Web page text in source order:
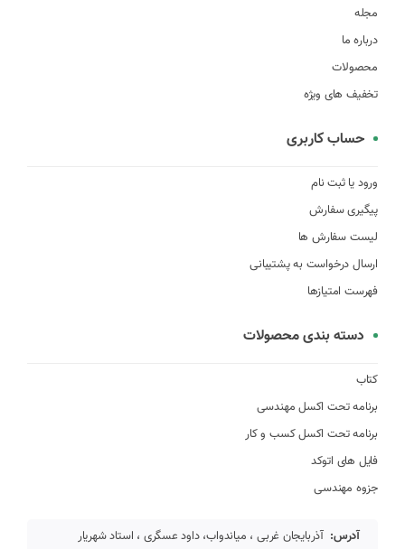
مجله
درباره ما
محصولات
تخفیف های ویژه
حساب کاربری
ورود یا ثبت نام
پیگیری سفارش
لیست سفارش ها
ارسال درخواست به پشتیبانی
فهرست امتیازها
دسته بندی محصولات
کتاب
برنامه تحت اکسل مهندسی
برنامه تحت اکسل کسب و کار
فایل های اتوکد
جزوه مهندسی
آدرس: آذربایجان غربی ، میاندواب، داود عسگری ، استاد شهریار